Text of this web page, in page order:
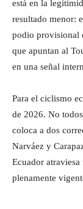
está en la
resultado menor:
podio provisional
que apuntan al
en una señal
Para el ciclismo
de 2026. No
coloca a dos
Narváez y
Ecuador
plenamente